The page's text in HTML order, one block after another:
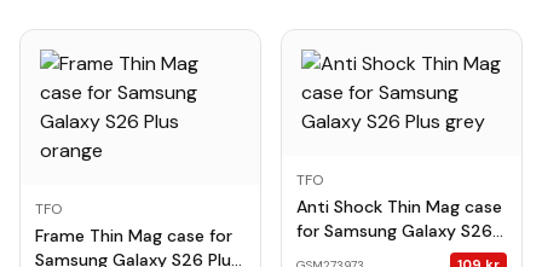
TFO
Frame Thin Mag case for
Samsung Galaxy S26 Plus
TFO
Anti Shock Thin Mag case
for Samsung Galaxy S26